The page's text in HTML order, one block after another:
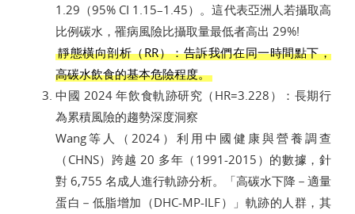
1.29（95% CI 1.15–1.45）。這代表亞洲人若攝取高
比例碳水，罹病風險比攝取量最低者高出 29%!
靜態橫向剖析（RR）：告訴我們在同一時間點下，
高碳水飲食的基本危險程度。
中國 2024 年飲食軌跡研究（HR=3.228）：長期行
為累積風險的趨勢深度洞察
Wang等人（2024）利用中國健康與營養調查
（CHNS）跨越 20 多年（1991-2015）的數據，針
對 6,755 名成人進行軌跡分析。「高碳水下降－適量
蛋白－低脂增加（DHC-MP-ILF）」軌跡的人群，其